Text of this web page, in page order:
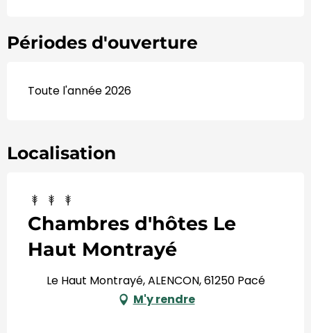
Périodes d'ouverture
Toute l'année 2026
Localisation
Chambres d'hôtes Le
Haut Montrayé
Le Haut Montrayé, ALENCON, 61250 Pacé
M'y rendre